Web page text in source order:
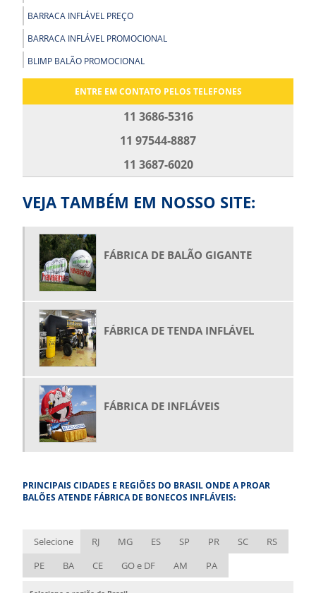
BARRACA INFLÁVEL PREÇO
BARRACA INFLÁVEL PROMOCIONAL
BLIMP BALÃO PROMOCIONAL
BOLA GIGANTE INFLÁVEL
BOLAS GIGANTES PARA SHOW
BONECO INFLÁVEL GIGANTE PREÇO
BONECO INFLÁVEL PROMOCIONAL
BONECO INFLÁVEL PUBLICIDADE
BONECO PAPAI NOEL INFLÁVEL
COMPRAR BALÃO INFLÁVEL
COMPRAR FANTASIA INFLÁVEL
COMPRAR GARRAFAS INFLÁVEIS
COMPRAR ROOFTOP
COMPRAR TENDA INFLÁVEL
COMPRAR TÚNEL INFLÁVEL
EMPRESA DE BONECOS INFLÁVEIS
EMPRESA DE INFLÁVEIS
ESTANDE INFLÁVEL
ENTRE EM CONTATO PELOS TELEFONES
11 3686-5316
11 97544-8887
11 3687-6020
VEJA TAMBÉM EM NOSSO SITE:
FÁBRICA DE BALÃO GIGANTE
FÁBRICA DE TENDA INFLÁVEL
FÁBRICA DE INFLÁVEIS
PRINCIPAIS CIDADES E REGIÕES DO BRASIL ONDE A PROAR
BALÕES ATENDE FÁBRICA DE BONECOS INFLÁVEIS:
Selecione RJ MG ES SP PR SC
RS
PE
BA CE GO e DF AM PA